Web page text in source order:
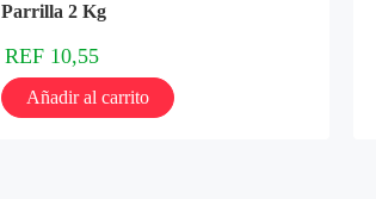
Parrilla 2 Kg
REF 10,55
Añadir al carrito